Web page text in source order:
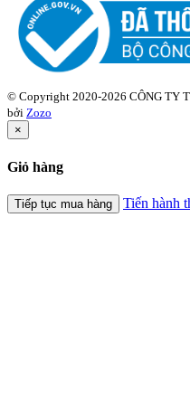
© Copyright 2020-2026 CÔNG TY
bởi Zozo
×
Giỏ hàng
Tiếp tục mua hàng Tiến hành